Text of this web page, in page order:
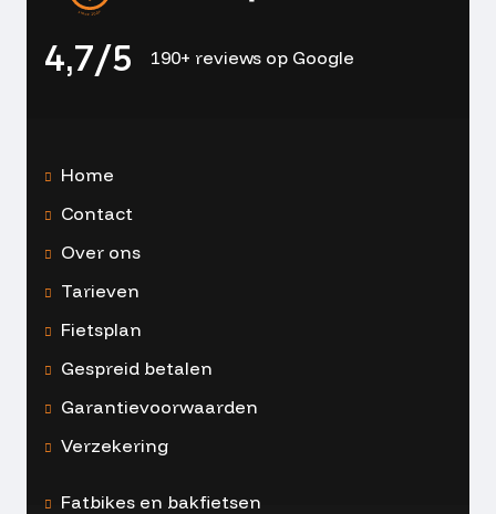
4,7/5 190+ reviews op Google
Home
Contact
Over ons
Tarieven
Fietsplan
Gespreid betalen
Garantievoorwaarden
Verzekering
Fatbikes en bakfietsen